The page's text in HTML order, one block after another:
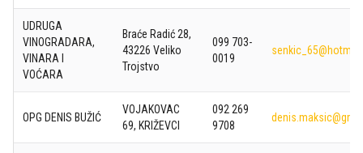
UDRUGA
VINOGRADARA,
VINARA I
VOĆARA
Braće Radić 28,
43226 Veliko
Trojstvo
099 703-
0019
OPG DENIS BUŽIĆ
VOJAKOVAC
69, KRIŽEVCI
092 269
9708